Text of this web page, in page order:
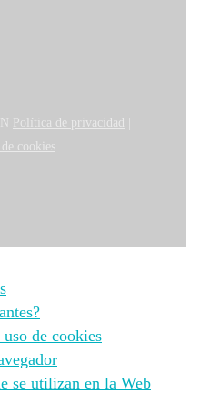
Política de privacidad
de cookies
de cookies
se utilizan en la Web